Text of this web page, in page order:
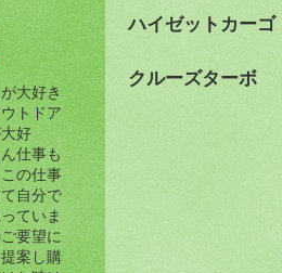
ハイゼットカーゴ
クルーズターボ
大好き
トドア
好
仕事も
の仕事
自分で
ていま
要望に
案し購